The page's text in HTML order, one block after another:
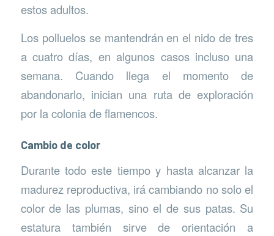
estos adultos.
Los polluelos se mantendrán en el nido de tres
a cuatro días, en algunos casos incluso una
semana. Cuando llega el momento de
abandonarlo, inician una ruta de exploración
por la colonia de flamencos.
Cambio de color
Durante todo este tiempo y hasta alcanzar la
madurez reproductiva, irá cambiando no solo el
color de las plumas, sino el de sus patas. Su
estatura también sirve de orientación a